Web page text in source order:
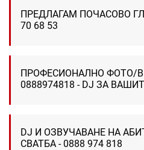
ПРЕДЛАГАМ ПОЧАСОВО
70 68 53
ПРОФЕСИОНАЛНО ФОТО/
0888974818 - DJ ЗА
DJ И ОЗВУЧАВАНЕ НА
СВАТБА - 0888 974 818